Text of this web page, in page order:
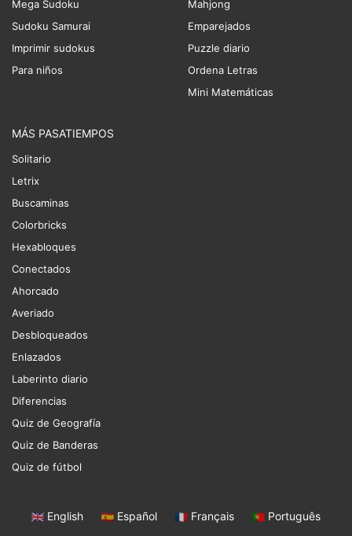
Mega Sudoku
Sudoku Samurai
Imprimir sudokus
Para niños
Mahjong
Emparejados
Puzzle diario
Ordena Letras
Mini Matemáticas
MÁS PASATIEMPOS
Solitario
Letrix
Buscaminas
Colorbricks
Hexabloques
Conectados
Ahorcado
Averiado
Desbloqueados
Enlazados
Laberinto diario
Diferencias
Quiz de Geografía
Quiz de Banderas
Quiz de fútbol
English Español Français Português